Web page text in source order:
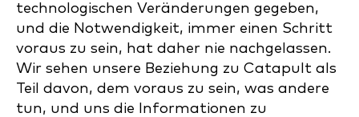
technologischen Veränderungen gegeben,
und die Notwendigkeit, immer einen Schritt
voraus zu sein, hat daher nie nachgelassen.
Wir sehen unsere Beziehung zu Catapult als
Teil davon, dem voraus zu sein, was andere
tun, und uns die Informationen zu